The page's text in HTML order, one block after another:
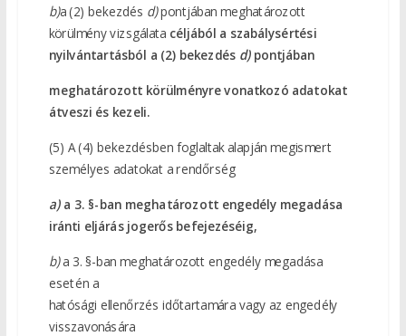
b)a (2) bekezdés d)pontjában meghatározott
körülmény vizsgálata céljából a szabálysértési
nyilvántartásból a (2) bekezdés d)pontjában
meghatározott körülményre vonatkozó adatokat
átveszi és kezeli.
(5) A (4) bekezdésben foglaltak alapján megismert
személyes adatokat a rendőrség
a)a 3. §-ban meghatározott engedély megadása
iránti eljárás jogerős befejezéséig,
b)a 3. §-ban meghatározott engedély megadása
esetén a
hatósági ellenőrzés időtartamára vagy az engedély
visszavonására